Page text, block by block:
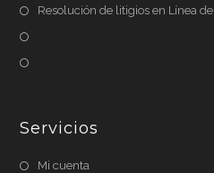
Resolución de litigios en Línea
Servicios
Mi cuenta